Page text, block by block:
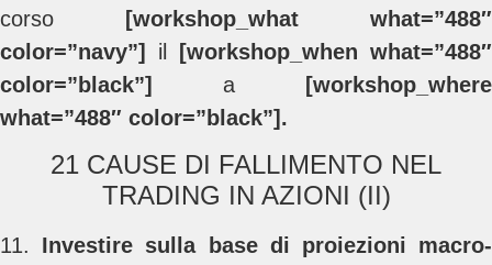
corso
[workshop_what what=”488″
color=”navy”]
il
[workshop_when what=”488″
color=”black”]
a [workshop_where
what=”488″ color=”black”].
21 CAUSE DI FALLIMENTO NEL
TRADING IN AZIONI (II)
11. Investire sulla base di proiezioni macro-